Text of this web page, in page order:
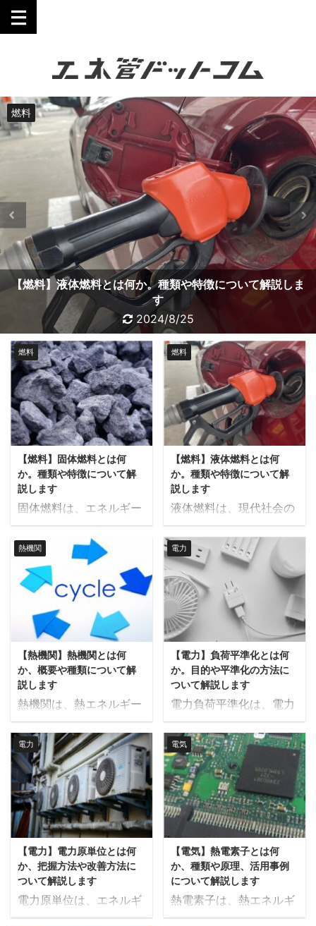
燃料
【燃料】固体燃料とは何か。種類や特徴について解説しま
す
2024/8/25
燃料
【燃料】液体燃料とは何か。種類や特徴について解説しま
す
2024/8/25
熱機関
【熱機関】熱機関とは何か、概要や種類について解説しま
す
2024/8/18
電力
【電力】負荷平準化とは何か。目的や平準化の方法につい
て解説します
2024/8/17
電力
【電力】電力原単位とは何か、把握方法や改善方法につい
て解説します
2024/8/16
電気
【電気】熱電素子とは何か、種類や原理、活用事例につい
て解説します
2024/8/15
電力
【電力】自然エネルギーとは何か、種類やメリットデメリ
ットについて解説します
2024/8/12
ボイラー
【ボイラー】ボイラーとは何か、詳しく徹底解説します
2024/8/25
工事
【工事】裏ナット溶接とはなにか、メリットデメリットに
ついて解説します
2024/7/29
発電機
【発電機】同期投入とは何か、同期投入に必要な条件は？
2024/7/9
燃料
【燃料】固体燃料とは何
か。種類や特徴について解
説します
固体燃料は、エネルギー
源として古くから利用さ
れてきた燃料の一つで
す。 石炭や木くずなど、
多様な種類があり、それ
ぞれに特徴があります。
本記事では、固体燃料の
定義やその特徴、具体的
な種類について詳しく解
説します。 固体燃料とは
固体燃料とは、固体の形
態を持つ燃料のことを指
し、主に木材、石炭、コ
代表例として挙げられま
す。 これらの燃料は、化
石燃料やバイオマスとし
て自然界に存在し、エネ
ルギー源として広く利用
されています。 固体燃料
は、燃焼することで熱エ
ネルギーを発生させ、そ
の熱を利用して発電 ...
燃料
【燃料】液体燃料とは何
か。種類や特徴について解
説します
液体燃料は、現代社会の
エネルギー供給において
不可欠な存在です。 自動
車や飛行機などの輸送機
関、家庭用の暖房設備、
産業用のボイラーなど、
幅広い用途で使用されて
います。本記事では、液
体燃料とは何か、その特
徴や種類、そして今後の
展望について詳しく解説
します。 液体燃料とは
液体燃料は、その名の通
る燃料で、主に炭化水素
をベースとした化石燃料
が中心です。 これらは通
常、原油の精製過程で得
られるさまざまな製品
で、石油化学工業の基盤
をなしています。液体燃
料の特徴は、エネルギー
密度が高く、輸送や保管
...
熱機関
【熱機関】熱機関とは何
か、概要や種類について解
説します
熱機関は、熱エネルギー
を機械的エネルギーに変
換する装置やシステム
で、私たちの日常生活や
産業に欠かせない存在で
す。 内燃機関や蒸気機関
をはじめとする熱機関
は、燃料の燃焼や熱源か
ら得たエネルギーを利用
して、さまざまな機械を
動かします。その効率や
性能は、エネルギーの最
大限の活用に大きく影響
電力
【電力】負荷平準化とは何
か。目的や平準化の方法に
ついて解説します
電力負荷平準化は、電力
需要のピークを抑え、消
費を時間的に均等化する
ことで、電力供給の安定
性と効率を向上させる手
法です。 これにより、電
力インフラの過負荷を防
ぎ、エネルギー供給の信
頼性を高めるだけでな
く、運用コストの削減や
環境負荷の軽減にも貢献
します。本記事では、電
力負荷平準化の目的とそ
電力
【電力】電力原単位とは何
か、把握方法や改善方法に
ついて解説します
電力原単位は、エネルギ
ー効率の向上やコスト削
電気
【電気】熱電素子とは何
か、種類や原理、活用事例
について解説します
熱電素子は、熱エネルギ
ーと電気エネルギーを相